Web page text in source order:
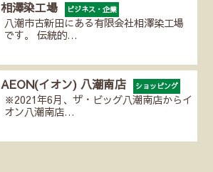
相澤染工場 ビジネス・企業
八潮市古新田にある有限会社相澤染工場
です。 伝統的…
AEON(イオン) 八潮南店 ショッピング
※2021年6月、ザ・ビッグ八潮南店からイ
オン八潮南店…